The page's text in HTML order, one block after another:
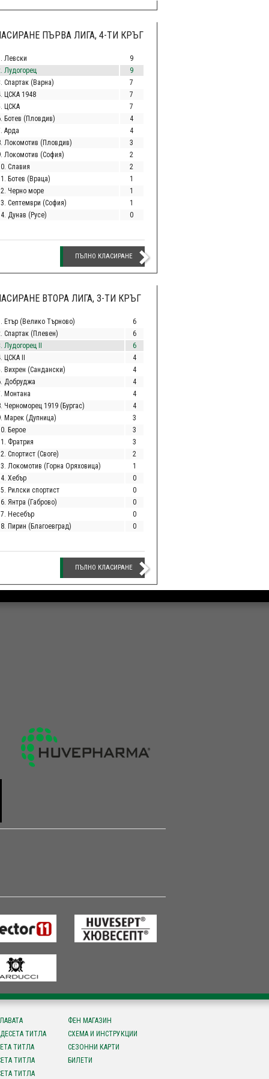
ПЪРВА ЛИГА, 4-ТИ КРЪГ
Левски
9
Лудогорец
9
Спартак (Варна)
7
ЦСКА 1948
7
ЦСКА
7
Ботев (Пловдив)
4
Арда
4
Локомотив (Пловдив)
3
Локомотив (София)
2
Славия
2
Ботев (Враца)
1
Черно море
1
Септември (София)
1
Дунав (Русе)
0
ПЪЛНО КЛАСИРАНЕ
ВТОРА ЛИГА, 3-ТИ КРЪГ
Етър (Велико Търново)
6
Спартак (Плевен)
6
Лудогорец II
6
ЦСКА II
4
Вихрен (Сандански)
4
Добруджа
4
Монтана
4
Черноморец 1919 (Бургас)
4
Марек (Дупница)
3
Берое
3
Фратрия
3
Спортист (Своге)
2
Локомотив (Горна Оряховица)
1
Хебър
0
Рилски спортист
0
Янтра (Габрово)
0
Несебър
0
Пирин (Благоевград)
0
ПЪЛНО КЛАСИРАНЕ
ТИТЛА
ТИТЛА
ТИТЛА
ТИТЛА
ФЕН МАГАЗИН
СХЕМА И ИНСТРУКЦИИ
СЕЗОННИ КАРТИ
БИЛЕТИ